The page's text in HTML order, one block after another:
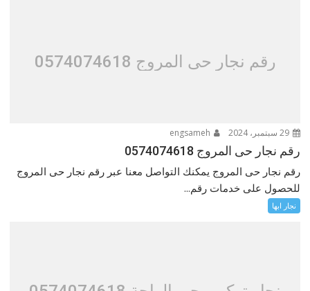
رقم نجار حى المروج 0574074618
29 سبتمبر، 2024
رقم نجار حى المروج 0574074618
رقم نجار حى المروج يمكنك التواصل معنا عبر رقم نجار حى المروج
للحصول على خدمات رقم...
نجار ابها